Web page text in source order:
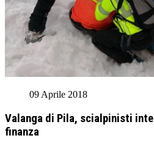
09 Aprile 2018
Valanga di Pila, scialpinisti
finanza